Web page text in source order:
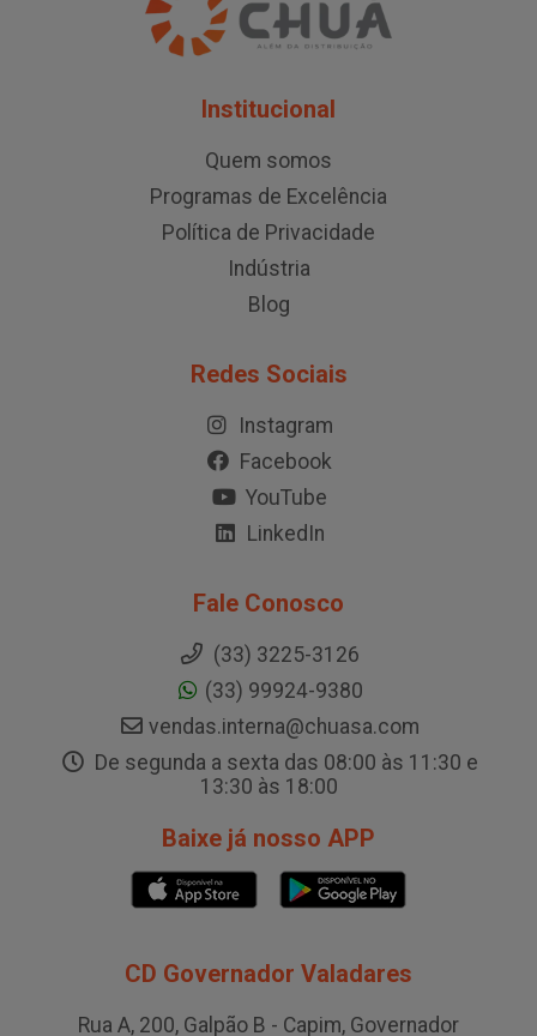
Institucional
Quem somos
Programas de Excelência
Política de Privacidade
Indústria
Blog
Redes Sociais
Instagram
Facebook
YouTube
LinkedIn
Fale Conosco
(33) 3225-3126
(33) 99924-9380
vendas.interna@chuasa.com
De segunda a sexta das 08:00 às 11:30 e
13:30 às 18:00
Baixe já nosso APP
CD Governador Valadares
Rua A, 200, Galpão B - Capim, Governador